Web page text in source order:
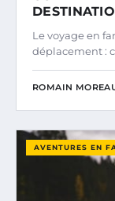
Le voyage en
déplacement :
ROMAIN
AVENTURES EN